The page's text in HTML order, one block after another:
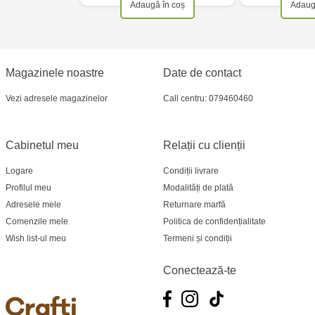
Crafti Cahul - str. 31 August 1989, 13
Multistore Telecentru - str. N. Testemițanu
Crafti Bălți- EviMall, et2
MultiStore Căușeni- str. Iurii Gagarin 24
Adaugă în coș
Magazinele noastre
Vezi adresele magazinelor
Relații cu clienții
Condiții livrare
Modalități de plată
Returnare marfă
Politica de confidențialitate
Termeni și condiții
Cabinetul meu
Logare
Profilul meu
Adresele mele
Comenzile mele
Wish list-ul meu
Date de contact
Call centru: 079460460
Conectează-te